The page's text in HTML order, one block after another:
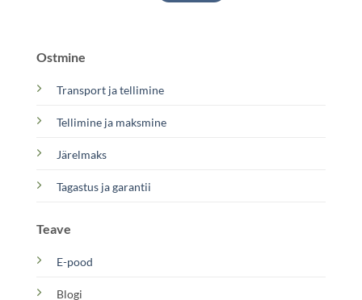
Ostmine
Transport ja tellimine
Tellimine ja maksmine
Järelmaks
Tagastus ja garantii
Teave
E-pood
Blogi